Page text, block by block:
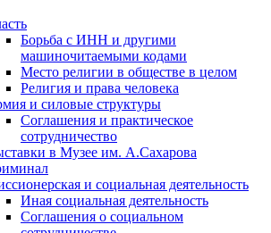
Борьба с ИНН и другими
машиночитаемыми кодами
Место религии в обществе в целом
Религия и права человека
и силовые структуры
Соглашения и практическое
сотрудничество
в Музее им. А.Сахарова
и социальная деятельность
Иная социальная деятельность
Соглашения о социальном